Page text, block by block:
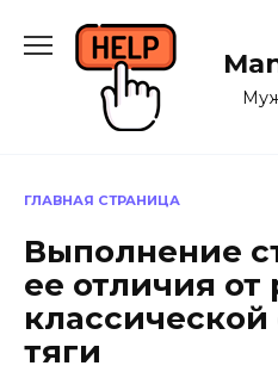
содержанию
ГЛАВНАЯ СТРАНИЦА
Выполнение
ее отличия
классической
тяги